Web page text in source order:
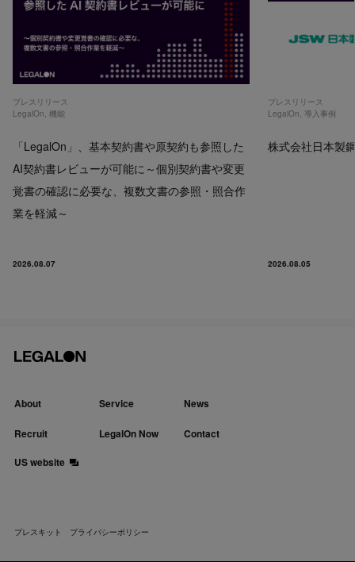
プレスリリース
LegalOn,機能
「LegalOn」、基本契約書や原契約も参照した
AI契約書レビューが可能に～個別契約書や変更
覚書の確認に必要な、複数文書の参照・照合作
業を軽減～
2026.08.07
プレスリリース
LegalOn, 導入事例
株式会社日本製
2026.08.05
About Service News
Recruit LegalOn Now
Contact
US website
プレスキット プライバシーポリシー